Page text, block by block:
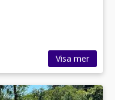
Visa mer